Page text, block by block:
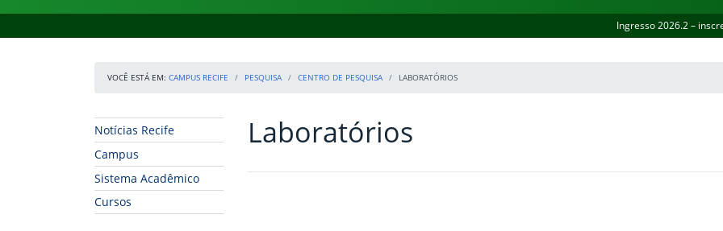
Ingresso 2026.2 –
VOCÊ ESTÁ EM: CAMPUS RECIFE PESQUISA CENTRO DE PESQUISA LABORATÓRIOS
Início da navegação
Notícias Recife
Campus
Sistema Acadêmico
Cursos
Início do conteúdo
Laboratórios